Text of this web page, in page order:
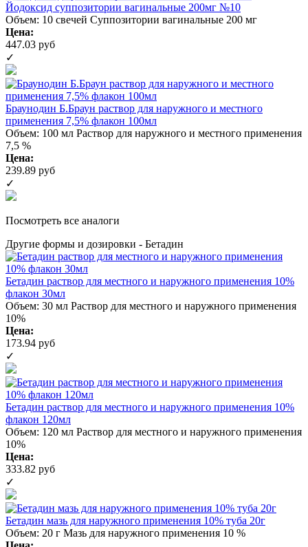
Йодоксид суппозитории вагинальные 200мг №10
Объем: 10 свечей Суппозитории вагинальные 200 мг
Цена:
447.03 руб
✓
Браунодин Б.Браун раствор для наружного и местного
применения 7,5% флакон 100мл
Объем: 100 мл Раствор для наружного и местного применения
7,5 %
Цена:
239.89 руб
✓
Посмотреть все аналоги
Другие формы и дозировки - Бетадин
Бетадин раствор для местного и наружного применения 10%
флакон 30мл
Объем: 30 мл Раствор для местного и наружного применения
10%
Цена:
173.94 руб
✓
Бетадин раствор для местного и наружного применения 10%
флакон 120мл
Объем: 120 мл Раствор для местного и наружного применения
10%
Цена:
333.82 руб
✓
Бетадин мазь для наружного применения 10% туба 20г
Объем: 20 г Мазь для наружного применения 10 %